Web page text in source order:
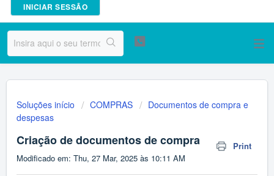
INICIAR SESSÃO
Soluções início COMPRAS
Documentos de compra e
despesas
Criação de documentos de compra
Print
Modificado em: Thu, 27 Mar, 2025 às 10:11 AM